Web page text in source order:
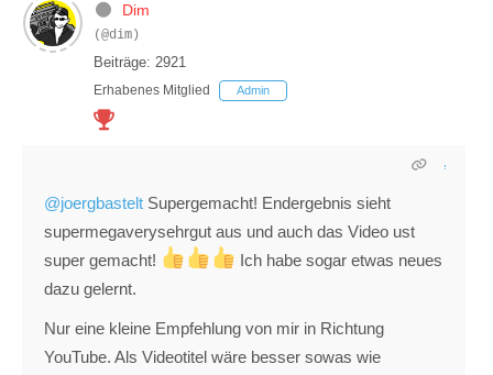
Dim
(@dim)
Beiträge: 2921
Erhabenes Mitglied Admin
@joergbastelt Supergemacht! Endergebnis sieht
supermegaverysehrgut aus und auch das Video ust
super gemacht!
Ich habe sogar etwas neues
dazu gelernt.
Nur eine kleine Empfehlung von mir in Richtung
YouTube. Als Videotitel wäre besser sowas wie